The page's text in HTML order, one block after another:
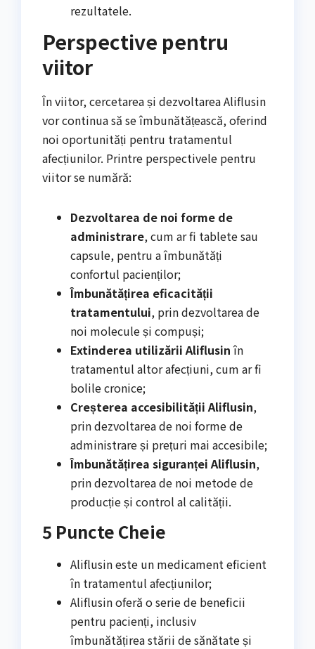
rezultatele.
Perspective pentru
viitor
În viitor, cercetarea și dezvoltarea Aliflusin
vor continua să se îmbunătățească, oferind
noi oportunități pentru tratamentul
afecțiunilor. Printre perspectivele pentru
viitor se numără:
Dezvoltarea de noi forme de
administrare, cum ar fi tablete sau
capsule, pentru a îmbunătăți
confortul pacienților;
Îmbunătățirea eficacității
tratamentului, prin dezvoltarea de
noi molecule și compuși;
Extinderea utilizării Aliflusin în
tratamentul altor afecțiuni, cum ar fi
bolile cronice;
Creșterea accesibilității Aliflusin,
prin dezvoltarea de noi forme de
administrare și prețuri mai accesibile;
Îmbunătățirea siguranței Aliflusin,
prin dezvoltarea de noi metode de
producție și control al calității.
5 Puncte Cheie
Aliflusin este un medicament eficient
în tratamentul afecțiunilor;
Aliflusin oferă o serie de beneficii
pentru pacienți, inclusiv
îmbunătățirea stării de sănătate și